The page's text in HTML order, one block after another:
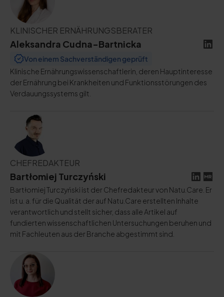
KLINISCHER ERNÄHRUNGSBERATER
Aleksandra Cudna-Bartnicka
Von einem Sachverständigen geprüft
Klinische Ernährungswissenschaftlerin, deren Hauptinteresse
der Ernährung bei Krankheiten und Funktionsstörungen des
Verdauungssystems gilt.
CHEFREDAKTEUR
Bartłomiej Turczyński
Bartłomiej Turczyński ist der Chefredakteur von Natu.Care. Er
ist u. a. für die Qualität der auf Natu.Care erstellten Inhalte
verantwortlich und stellt sicher, dass alle Artikel auf
fundierten wissenschaftlichen Untersuchungen beruhen und
mit Fachleuten aus der Branche abgestimmt sind.